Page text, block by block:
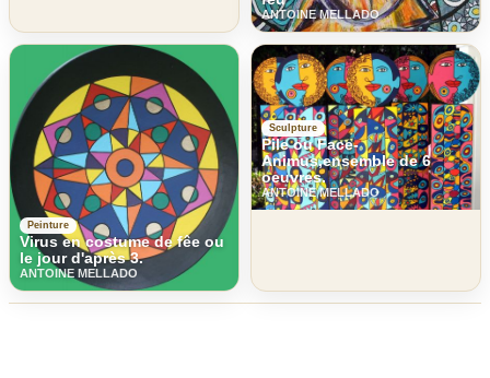
ANTOINE MELLADO
Peinture
Virus en costume de fêe ou
le jour d'après 3.
ANTOINE MELLADO
Sculpture
Pile ou Face-
Animus,ensemble de 6
oeuvres.
ANTOINE MELLADO